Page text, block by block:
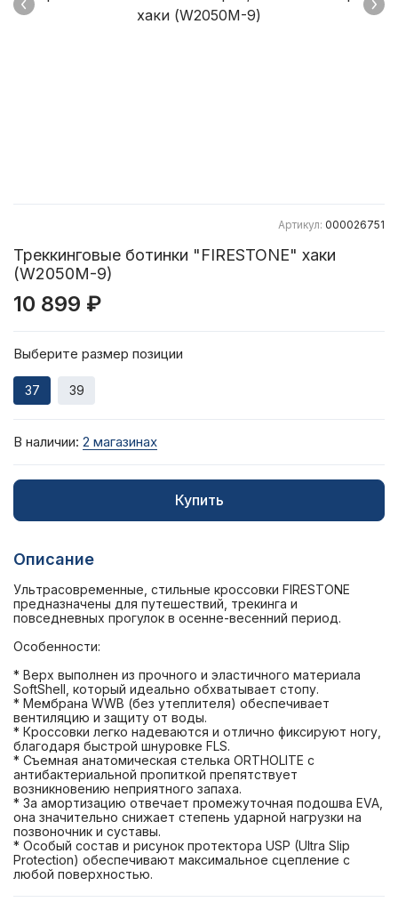
Артикул: 000026751
Треккинговые ботинки "FIRESTONE" хаки
(W2050M-9)
10 899 ₽
Выберите размер позиции
37 39
В наличии: 2 магазинах
Купить
Описание
Ультрасовременные, стильные кроссовки FIRESTONE
предназначены для путешествий, трекинга и
повседневных прогулок в осенне-весенний период.
Особенности:
* Верх выполнен из прочного и эластичного материала
SoftShell, который идеально обхватывает стопу.
* Мембрана WWB (без утеплителя) обеспечивает
вентиляцию и защиту от воды.
* Кроссовки легко надеваются и отлично фиксируют ногу,
благодаря быстрой шнуровке FLS.
* Съемная анатомическая стелька ORTHOLITE c
антибактериальной пропиткой препятствует
возникновению неприятного запаха.
* За амортизацию отвечает промежуточная подошва EVA,
она значительно снижает степень ударной нагрузки на
позвоночник и суставы.
* Особый состав и рисунок протектора USP (Ultra Slip
Protection) обеспечивают максимальное сцепление с
любой поверхностью.